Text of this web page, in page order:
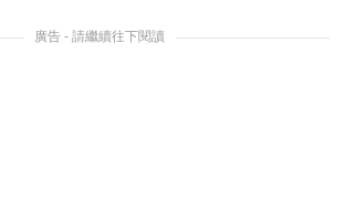
廣告 - 請繼續往下閱讀